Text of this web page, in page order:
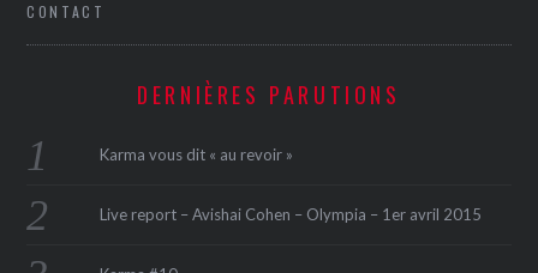
CONTACT
DERNIÈRES PARUTIONS
Karma vous dit « au revoir »
Live report – Avishai Cohen – Olympia – 1er avril 2015